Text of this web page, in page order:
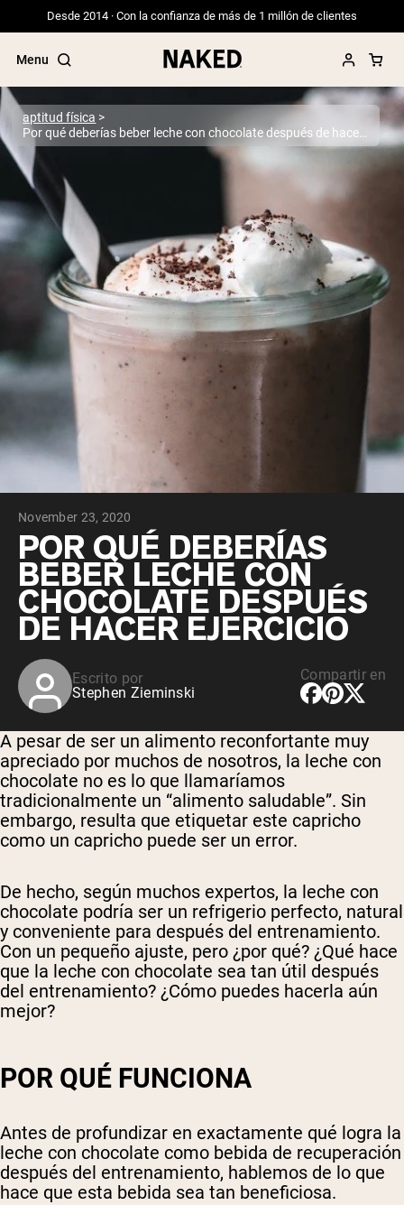
Desde 2014 · Con la confianza de más de 1 millón de clientes
Menu
Términos de Búsqueda Populares
”Protein Powder“
”Overnight Oats“
”Vegan protein“
”Collagen“
”Micellar Casein“
aptitud física
November 23, 2020
POR QUÉ DEBERÍAS
BEBER LECHE CON
CHOCOLATE DESPUÉS
DE HACER EJERCICIO
Escrito por
Stephen Zieminski
Compartir en
A pesar de ser un alimento reconfortante muy
apreciado por muchos de nosotros, la leche con
chocolate no es lo que llamaríamos
tradicionalmente un “alimento saludable”. Sin
embargo, resulta que etiquetar este capricho
como un capricho puede ser un error.
De hecho, según muchos expertos, la leche con
chocolate podría ser un refrigerio perfecto, natural
y conveniente para después del entrenamiento.
Con un pequeño ajuste, pero ¿por qué? ¿Qué hace
que la leche con chocolate sea tan útil después
del entrenamiento? ¿Cómo puedes hacerla aún
mejor?
POR QUÉ FUNCIONA
Antes de profundizar en exactamente qué logra la
leche con chocolate como bebida de recuperación
después del entrenamiento, hablemos de lo que
hace que esta bebida sea tan beneficiosa.